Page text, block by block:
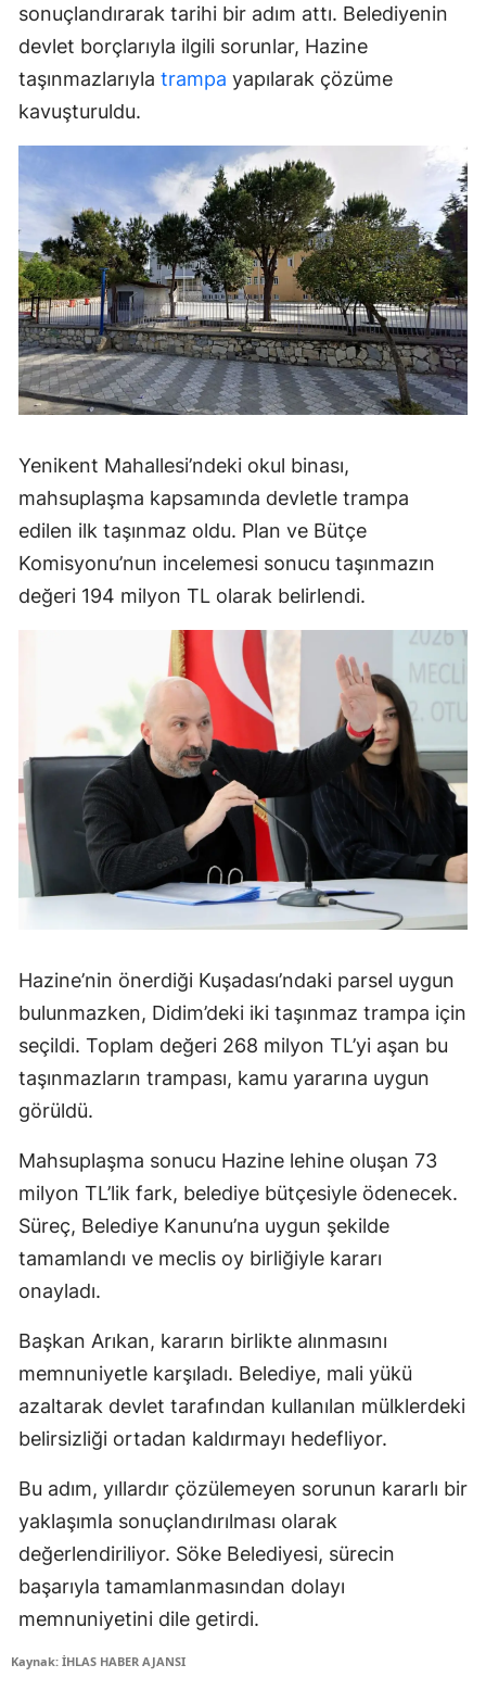
sonuçlandırarak tarihi bir adım attı. Belediyenin
devlet borçlarıyla ilgili sorunlar, Hazine
taşınmazlarıyla trampa yapılarak çözüme
kavuşturuldu.
Yenikent Mahallesi’ndeki okul binası,
mahsuplaşma kapsamında devletle trampa
edilen ilk taşınmaz oldu. Plan ve Bütçe
Komisyonu’nun incelemesi sonucu taşınmazın
değeri 194 milyon TL olarak belirlendi.
Hazine’nin önerdiği Kuşadası’ndaki parsel uygun
bulunmazken, Didim’deki iki taşınmaz trampa için
seçildi. Toplam değeri 268 milyon TL’yi aşan bu
taşınmazların trampası, kamu yararına uygun
görüldü.
Mahsuplaşma sonucu Hazine lehine oluşan 73
milyon TL’lik fark, belediye bütçesiyle ödenecek.
Süreç, Belediye Kanunu’na uygun şekilde
tamamlandı ve meclis oy birliğiyle kararı
onayladı.
Başkan Arıkan, kararın birlikte alınmasını
memnuniyetle karşıladı. Belediye, mali yükü
azaltarak devlet tarafından kullanılan mülklerdeki
belirsizliği ortadan kaldırmayı hedefliyor.
Bu adım, yıllardır çözülemeyen sorunun kararlı bir
yaklaşımla sonuçlandırılması olarak
değerlendiriliyor. Söke Belediyesi, sürecin
başarıyla tamamlanmasından dolayı
memnuniyetini dile getirdi.
Kaynak: İHLAS HABER AJANSI